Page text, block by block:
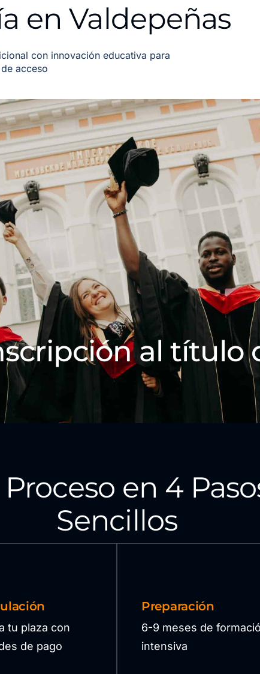
en Valdepeñas
con innovación educativa para
acceso
al título
en 4
Sencillos
tu plaza con
de pago
Preparación
6-9 meses de
intensiva